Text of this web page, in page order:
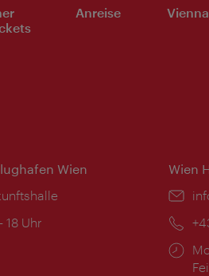
Anreise
Wien
18 Uhr
Wien